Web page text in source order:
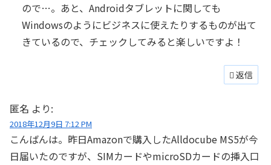
ので…。あと、Androidタブレットに関しても
Windowsのようにビジネスに使えたりするものが出て
きているので、チェックしてみると楽しいですよ！
返信
匿名 より:
2018年12月9日 7:12 PM
こんばんは。昨日Amazonで購入したAlldocube MS5が今
日届いたのですが、SIMカードやmicroSDカードの挿入口